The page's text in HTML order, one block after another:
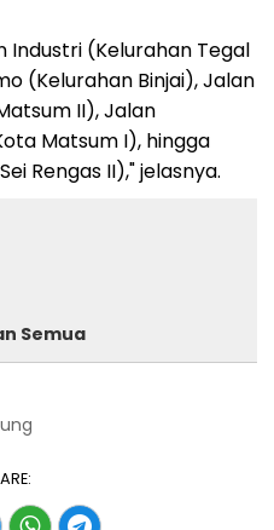
Industri (Kelurahan Tegal
(Kelurahan Binjai), Jalan
II), Jalan
Matsum I), hingga
Rengas II)," jelasnya.
Semua